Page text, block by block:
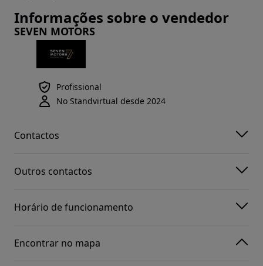
Informações sobre o vendedor
SEVEN MOTORS
Profissional
No Standvirtual desde 2024
Contactos
Outros contactos
Horário de funcionamento
Encontrar no mapa